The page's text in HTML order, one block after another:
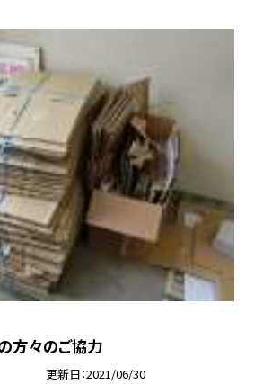
の方々のご協力
更新日 2021/06/30